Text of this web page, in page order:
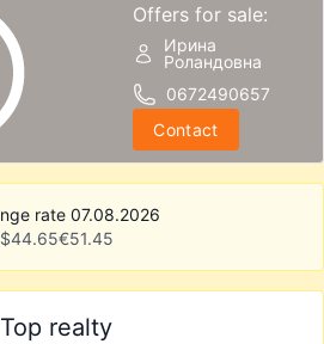
Offers for sale:
Ирина
Роландовна
0672490657
Contact
rate 07.08.2026
$44.65€51.45
Top realty